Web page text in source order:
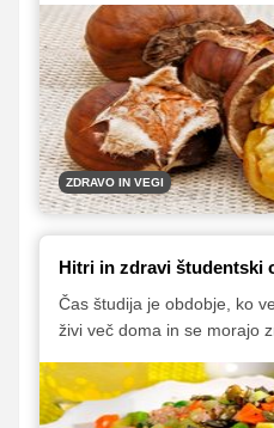
pa gre za zdravo živilo,
maščobami, minerali ter
privoščite, če poskušate
ZDRAVO IN VEGI
Hitri in zdravi študentski
Čas študija je obdobje, ko
živi več doma in se morajo
zdravo prehrano.
alternativa, vseeno pa je